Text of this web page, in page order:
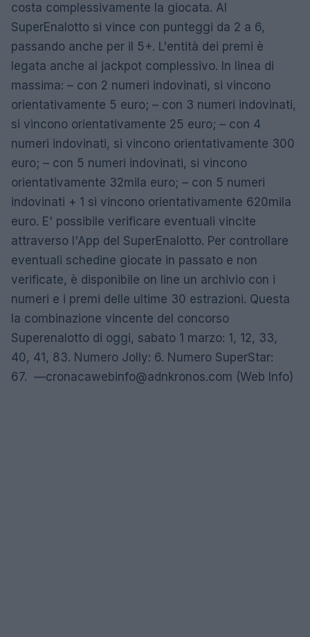
costa complessivamente la giocata. Al
SuperEnalotto si vince con punteggi da 2 a 6,
passando anche per il 5+. L'entità dei premi è
legata anche al jackpot complessivo. In linea di
massima: – con 2 numeri indovinati, si vincono
orientativamente 5 euro; – con 3 numeri indovinati,
si vincono orientativamente 25 euro; – con 4
numeri indovinati, si vincono orientativamente 300
euro; – con 5 numeri indovinati, si vincono
orientativamente 32mila euro; – con 5 numeri
indovinati + 1 si vincono orientativamente 620mila
euro. E' possibile verificare eventuali vincite
attraverso l'App del SuperEnalotto. Per controllare
eventuali schedine giocate in passato e non
verificate, è disponibile on line un archivio con i
numeri e i premi delle ultime 30 estrazioni. Questa
la combinazione vincente del concorso
Superenalotto di oggi, sabato 1 marzo: 1, 12, 33,
40, 41, 83. Numero Jolly: 6. Numero SuperStar:
67. —cronacawebinfo@adnkronos.com (Web Info)